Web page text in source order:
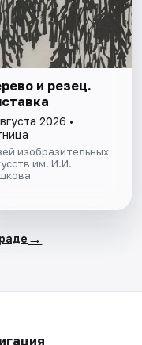
и резец.
2026 •
изобразительных
им. И.И.
→